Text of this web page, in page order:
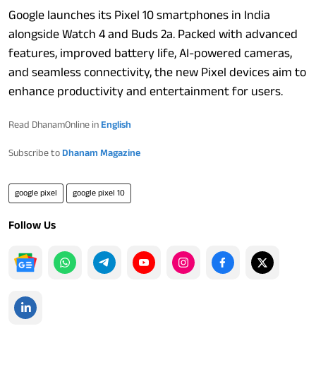
Google launches its Pixel 10 smartphones in India
alongside Watch 4 and Buds 2a. Packed with advanced
features, improved battery life, AI-powered cameras,
and seamless connectivity, the new Pixel devices aim to
enhance productivity and entertainment for users.
Read DhanamOnline in English
Subscribe to Dhanam Magazine
google pixel google pixel 10
Follow Us